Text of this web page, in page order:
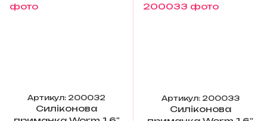
Артикул: 200032
Силіконова
Артикул: 200033
Силіконова